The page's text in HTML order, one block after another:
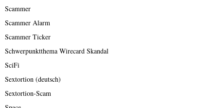
Scammer
Scammer Alarm
Scammer Ticker
Schwerpunktthema Wirecard Skandal
SciFi
Sextortion (deutsch)
Sextortion-Scam